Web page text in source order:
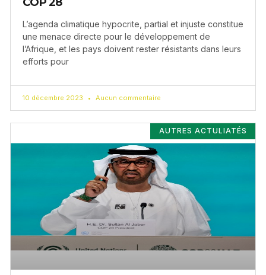
L’agenda climatique hypocrite, partial et injuste constitue
une menace directe pour le développement de
l’Afrique, et les pays doivent rester résistants dans leurs
efforts pour
10 décembre 2023 Aucun commentaire
AUTRES ACTULIATÉS